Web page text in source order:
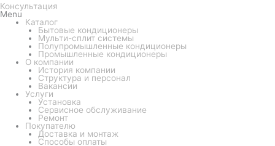
Консультация
Menu
Каталог
Бытовые кондиционеры
Мульти-сплит системы
Полупромышленные кондиционеры
Промышленные кондиционеры
О компании
История компании
Структура и персонал
Вакансии
Услуги
Установка
Сервисное обслуживание
Ремонт
Покупателю
Доставка и монтаж
Способы оплаты